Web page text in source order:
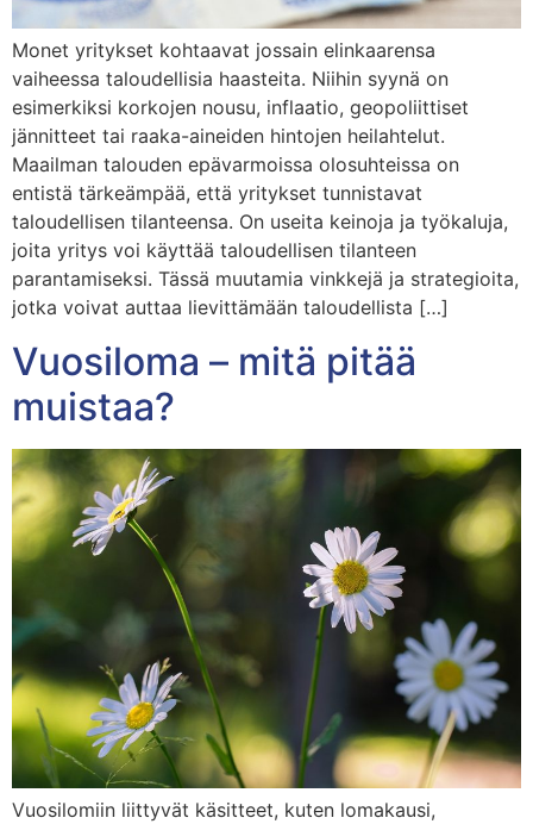
Monet yritykset kohtaavat jossain elinkaarensa
vaiheessa taloudellisia haasteita. Niihin syynä on
esimerkiksi korkojen nousu, inflaatio, geopoliittiset
jännitteet tai raaka-aineiden hintojen heilahtelut.
Maailman talouden epävarmoissa olosuhteissa on
entistä tärkeämpää, että yritykset tunnistavat
taloudellisen tilanteensa. On useita keinoja ja työkaluja,
joita yritys voi käyttää taloudellisen tilanteen
parantamiseksi. Tässä muutamia vinkkejä ja strategioita,
jotka voivat auttaa lievittämään taloudellista […]
Vuosiloma – mitä pitää
muistaa?
Vuosilomiin liittyvät käsitteet, kuten lomakausi,